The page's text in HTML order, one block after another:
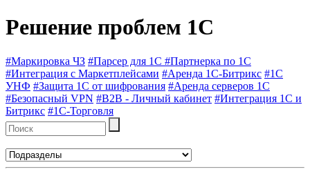
Решение проблем 1С
#Маркировка ЧЗ #Парсер для 1С #Партнерка по 1С
#Интеграция с Маркетплейсами #Аренда 1С-Битрикс #1С
УНФ #Защита 1С от шифрования #Аренда серверов 1С
#Безопасный VPN #B2B - Личный кабинет #Интеграция 1С и
Битрикс #1C-Торговля